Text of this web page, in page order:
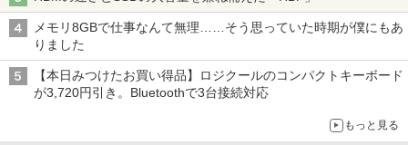
メモリ8GBで仕事なんて無理……そう思っていた時期が僕にもあ
りました
【本日みつけたお買い得品】ロジクールのコンパクトキーボード
が3,720円引き。Bluetoothで3台接続対応
もっと見る